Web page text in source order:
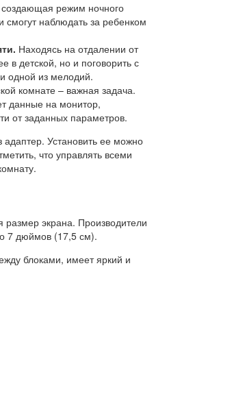
режим ночного
наблюдать за ребенком
Находясь на отдалении от
в детской, но и поговорить с
одной из мелодий.
комнате – важная задача.
данные на монитор,
от заданных параметров.
адаптер. Установить ее можно
что управлять всеми
экрана. Производители
7 дюймов (17,5 см).
блоками, имеет яркий и